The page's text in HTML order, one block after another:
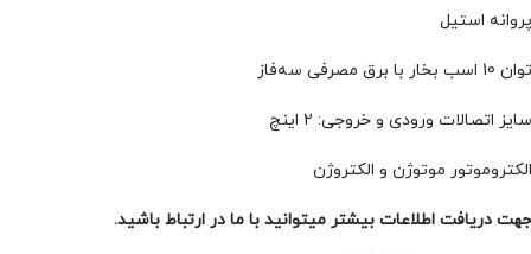
استیل
اسب بخار با برق مصرفی سه‌فاز
اتصالات ورودی و خروجی: 2 اینچ
موتوژن و الکتروژن
دریافت اطلاعات بیشتر میتوانید با ما در ارتباط باشید.